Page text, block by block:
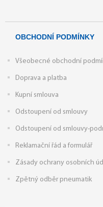
OBCHODNÍ PODMÍNKY
Všeobecné obchodní
Doprava a platba
Kupní smlouva
Odstoupení od smlouvy
Odstoupení od smlouvy-
Reklamační řád a formulář
Zásady ochrany osobních
Zpětný odběr pneumatik